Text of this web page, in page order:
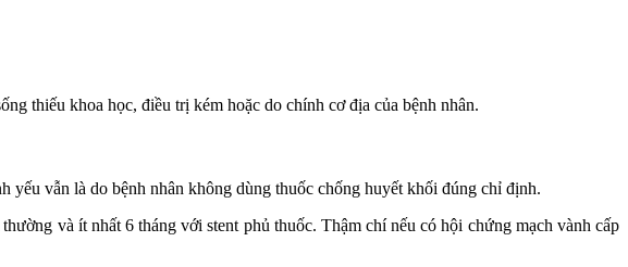
thiếu khoa học, điều trị kém hoặc do chính cơ địa của bệnh nhân.
vẫn là do bệnh nhân không dùng thuốc chống huyết khối đúng chỉ định.
và ít nhất 6 tháng với stent phủ thuốc. Thậm chí nếu có hội chứng mạch vành cấp